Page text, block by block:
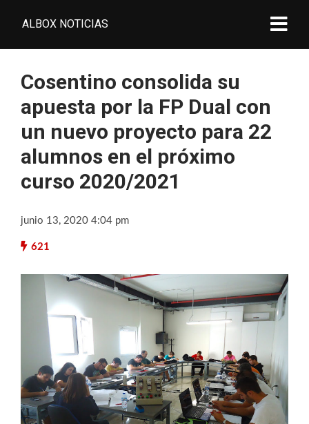
ALBOX NOTICIAS
Cosentino consolida su
apuesta por la FP Dual con
un nuevo proyecto para 22
alumnos en el próximo
curso 2020/2021
junio 13, 2020 4:04 pm
621